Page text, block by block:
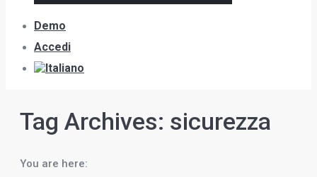
Demo
Accedi
Tag Archives: sicurezza
You are here: